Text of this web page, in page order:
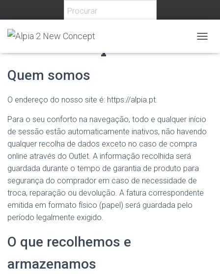
O
V
Política de privacidade
Quem somos
O endereço do nosso site é: https://alpia.pt.
Para o seu conforto na navegação, todo e qualquer início
de sessão estão automaticamente inativos, não havendo
qualquer recolha de dados exceto no caso de compra
online através do Outlet. A informação recolhida será
guardada durante o tempo de garantia de produto para
segurança do comprador em caso de necessidade de
troca, reparação ou devolução. A fatura correspondente
emitida em formato físico (papel) será guardada pelo
período legalmente exigido.
O que recolhemos e
armazenamos